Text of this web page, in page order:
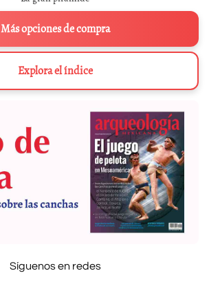
Más opciones de compra
Explora el índice
Síguenos en redes